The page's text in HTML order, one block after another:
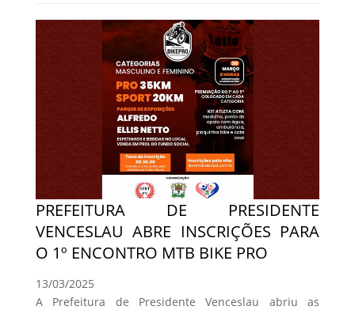
PREFEITURA DE PRESIDENTE
VENCESLAU ABRE INSCRIÇÕES PARA
O 1º ENCONTRO MTB BIKE PRO
13/03/2025
A Prefeitura de Presidente Venceslau abriu as